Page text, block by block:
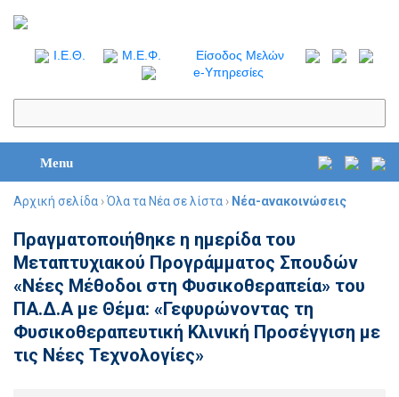
I.Ε.Θ. Μ.Ε.Φ.
Είσοδος Μελών
e-Υπηρεσίες
Menu
Αρχική σελίδα ›Όλα τα Νέα σε λίστα › Νέα-ανακοινώσεις
Πραγματοποιήθηκε η ημερίδα του
Μεταπτυχιακού Προγράμματος Σπουδών
«Νέες Μέθοδοι στη Φυσικοθεραπεία» του
ΠΑ.Δ.Α με Θέμα: «Γεφυρώνοντας τη
Φυσικοθεραπευτική Κλινική Προσέγγιση με
τις Νέες Τεχνολογίες»